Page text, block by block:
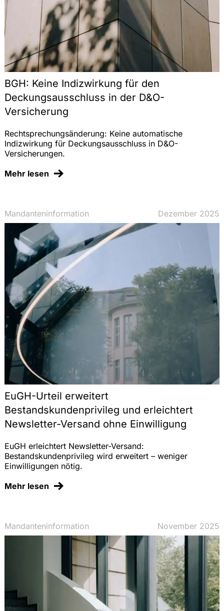
BGH: Keine Indizwirkung für den
Deckungsausschluss in der D&O-
Versicherung
Rechtsprechungsänderung: Keine automatische
Indizwirkung für Deckungsausschluss in D&O-
Versicherungen.
Mehr lesen
Mandanteninformation Dezember 2025
EuGH-Urteil erweitert
Bestandskundenprivileg und erleichtert
Newsletter-Versand ohne Einwilligung
EuGH erleichtert Newsletter-Versand:
Bestandskundenprivileg wird erweitert – weniger
Einwilligungen nötig.
Mehr lesen
Mandanteninformation November 2025